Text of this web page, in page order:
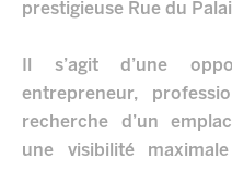
prestigieuse Rue du
Il s’agit d’une
entrepreneur,
recherche d’un
une visibilité